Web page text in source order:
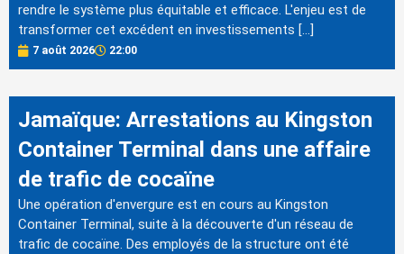
rendre le système plus équitable et efficace. L'enjeu est de
transformer cet excédent en investissements […]
7 août 2026 22:00
Jamaïque: Arrestations au Kingston
Container Terminal dans une affaire
de trafic de cocaïne
Une opération d'envergure est en cours au Kingston
Container Terminal, suite à la découverte d'un réseau de
trafic de cocaïne. Des employés de la structure ont été